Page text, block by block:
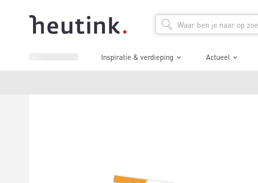
Inspiratie & verdieping Actueel